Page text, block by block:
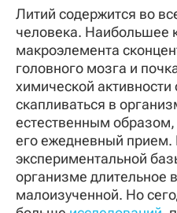
Литий содержится во
человека. Наибольшее
макроэлемента
головного мозга и
химической активности
скапливаться в
естественным
его ежедневный прием.
экспериментальной
организме длительное
малоизученной. Но